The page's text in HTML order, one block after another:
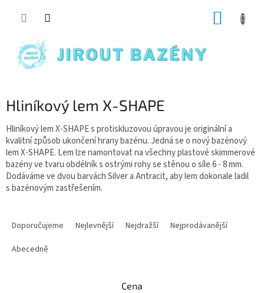
Hliníkový lem X-SHAPE
Hliníkový lem X-SHAPE s protiskluzovou úpravou je originální a
kvalitní způsob ukončení hrany bazénu. Jedná se o nový bazénový
lemX-SHAPE. Lem lze namontovat na všechny plastové skimmerové
bazény ve tvaru obdélník s ostrými rohy se stěnou o síle 6 - 8 mm.
Dodáváme ve dvou barvách Silver a Antracit, aby lem dokonale ladil
s bazénovým zastřešením.
Doporučujeme Nejlevnější Nejdražší
Nejprodávanější
Abecedně
Cena